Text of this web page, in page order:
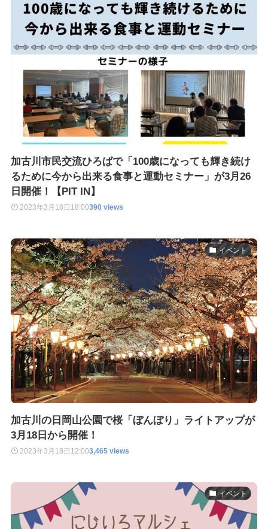
加古川市民交流ひろばで「100歳になっても輝き続け
るために今から出来る食事と運動セミナー」が3月26
日開催！【PIT IN】
2023年3月18日 18:00390 views
イベント
加古川の日岡山公園で桜「ぼんぼり」ライトアップが
3月18日から開催！
2023年3月18日 12:003,465 views
イベント